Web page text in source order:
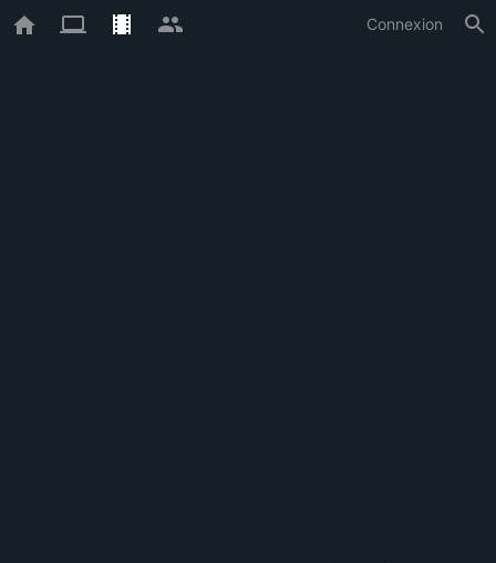
Connexion